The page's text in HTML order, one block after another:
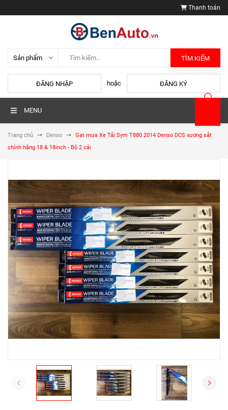
Thanh toán
TÌM KIẾM
ĐĂNG NHẬP hoặc ĐĂNG KÝ
MENU
Trang chủ Denso
Gạt mưa Xe Tải Sym T880 2014 Denso DCS xương sắt
chính hãng 18 & 18inch - Bộ 2 cái